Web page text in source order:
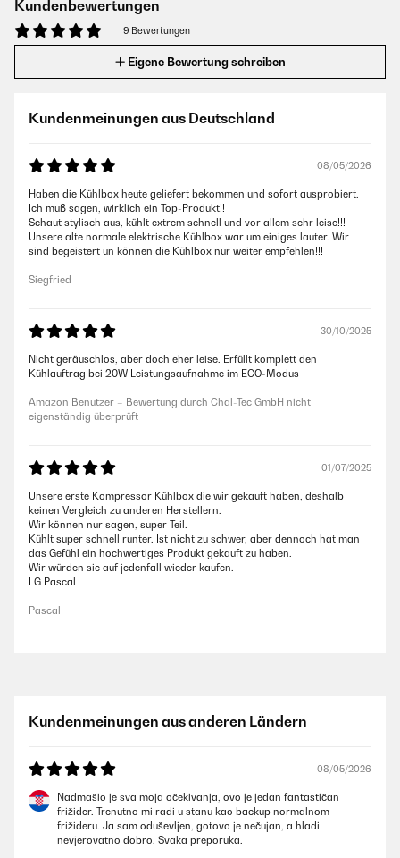
Kundenbewertungen
9 Bewertungen
Eigene Bewertung schreiben
Kundenmeinungen aus Deutschland
08/05/2026
Haben die Kühlbox heute geliefert bekommen und sofort ausprobiert.
Ich muß sagen, wirklich ein Top-Produkt!!
Schaut stylisch aus, kühlt extrem schnell und vor allem sehr leise!!!
Unsere alte normale elektrische Kühlbox war um einiges lauter. Wir
sind begeistert un können die Kühlbox nur weiter empfehlen!!!
Siegfried
30/10/2025
Nicht geräuschlos, aber doch eher leise. Erfüllt komplett den
Kühlauftrag bei 20W Leistungsaufnahme im ECO-Modus
Amazon Benutzer – Bewertung durch Chal-Tec GmbH nicht
eigenständig überprüft
01/07/2025
Unsere erste Kompressor Kühlbox die wir gekauft haben, deshalb
keinen Vergleich zu anderen Herstellern.
Wir können nur sagen, super Teil.
Kühlt super schnell runter. Ist nicht zu schwer, aber dennoch hat man
das Gefühl ein hochwertiges Produkt gekauft zu haben.
Wir würden sie auf jedenfall wieder kaufen.
LG Pascal
Pascal
Kundenmeinungen aus anderen Ländern
08/05/2026
Nadmašio je sva moja očekivanja, ovo je jedan fantastičan
frižider. Trenutno mi radi u stanu kao backup normalnom
frižideru. Ja sam oduševljen, gotovo je nečujan, a hladi
nevjerovatno dobro. Svaka preporuka.